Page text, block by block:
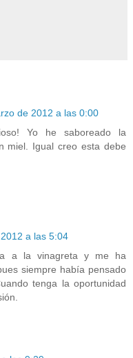
de 2012 a las 0:00
Yo he saboreado la
miel. Igual creo esta debe
a las 5:04
a la vinagreta y me ha
siempre había pensado
tenga la oportunidad